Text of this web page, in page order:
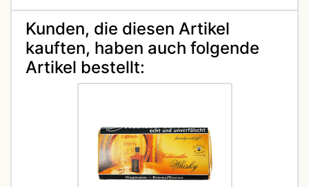
Kunden, die diesen Artikel
kauften, haben auch folgende
Artikel bestellt: